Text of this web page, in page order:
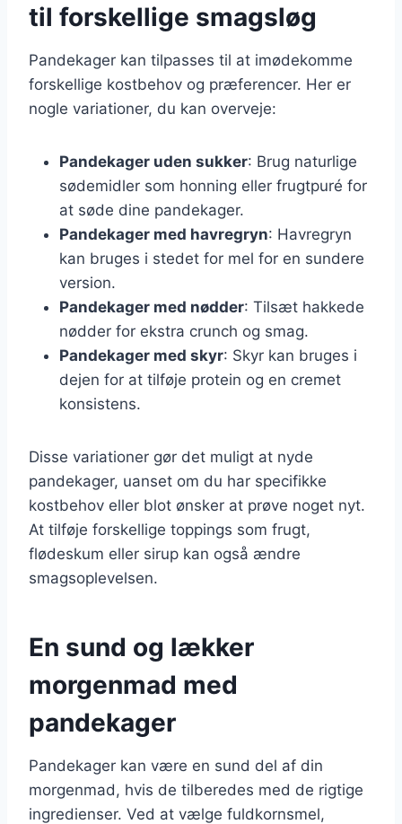
til forskellige smagsløg
Pandekager kan tilpasses til at imødekomme
forskellige kostbehov og præferencer. Her er
nogle variationer, du kan overveje:
Pandekager uden sukker: Brug naturlige
sødemidler som honning eller frugtpuré for
at søde dine pandekager.
Pandekager med havregryn: Havregryn
kan bruges i stedet for mel for en sundere
version.
Pandekager med nødder: Tilsæt hakkede
nødder for ekstra crunch og smag.
Pandekager med skyr: Skyr kan bruges i
dejen for at tilføje protein og en cremet
konsistens.
Disse variationer gør det muligt at nyde
pandekager, uanset om du har specifikke
kostbehov eller blot ønsker at prøve noget nyt.
At tilføje forskellige toppings som frugt,
flødeskum eller sirup kan også ændre
smagsoplevelsen.
En sund og lækker
morgenmad med
pandekager
Pandekager kan være en sund del af din
morgenmad, hvis de tilberedes med de rigtige
ingredienser. Ved at vælge fuldkornsmel,